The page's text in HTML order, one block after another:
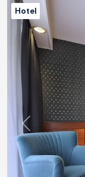
Previous
Hotel